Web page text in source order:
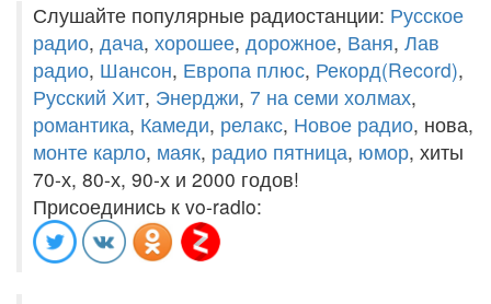
Слушайте популярные радиостанции: Русское
радио, дача, хорошее, дорожное, Ваня, Лав
радио, Шансон, Европа плюс, Рекорд(Record),
Русский Хит, Энерджи, 7 на семи холмах,
романтика, Камеди, релакс, Новое радио, нова,
монте карло, маяк, радио пятница, юмор, хиты
70-х, 80-х, 90-х и 2000 годов!
Присоединись к vo-radio: